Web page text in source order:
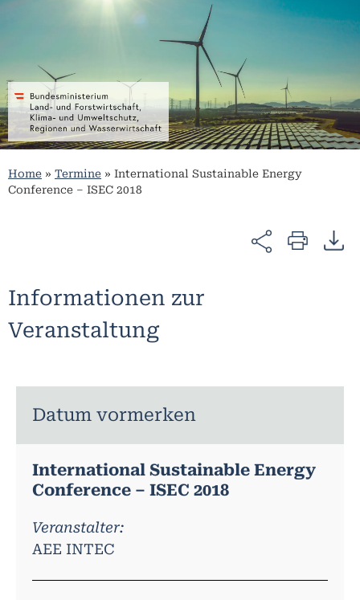
Home » Termine » International Sustainable Energy
Conference – ISEC 2018
Informationen zur
Veranstaltung
Datum vormerken
International Sustainable Energy
Conference – ISEC 2018
Veranstalter:
AEE INTEC